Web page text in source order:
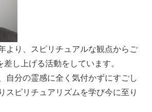
より、スピリチュアルな観点からご
し上げる活動をしています。
自分の霊感に全く気付かずにすごし
スピリチュアリズムを学び今に至り